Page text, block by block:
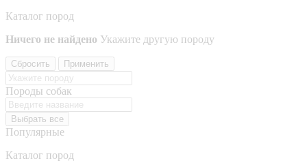
Каталог пород
Ничего не найдено Укажите другую породу
Сбросить Применить
Породы собак
Выбрать все
Популярные
Каталог пород